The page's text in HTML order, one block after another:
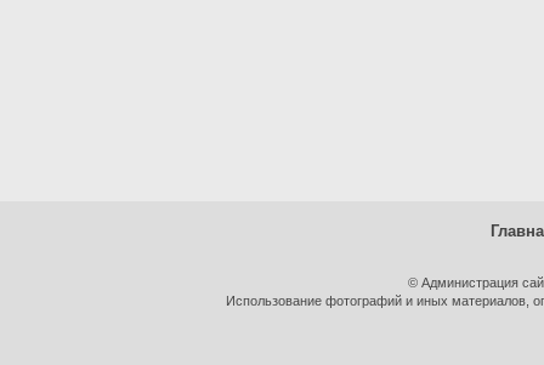
© Администрация
Использование фотографий и иных материалов,